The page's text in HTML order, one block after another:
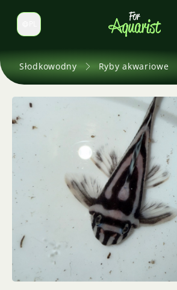
Zmień język
Słodkowodny Ryby akwariowe